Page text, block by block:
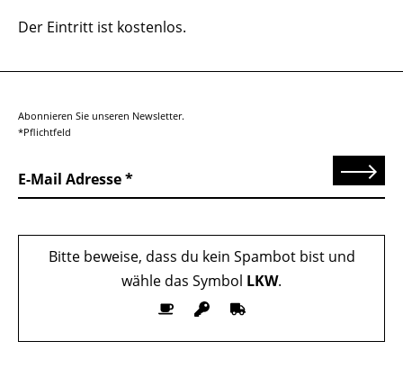
Der Eintritt ist kostenlos.
Abonnieren Sie unseren Newsletter.
*Pflichtfeld
E-Mail Adresse Senden
Bitte beweise, dass du kein Spambot bist und
wähle das Symbol LKW.